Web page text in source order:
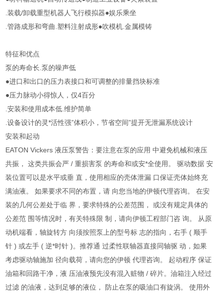
.装载/卸载重型机器人飞行模拟器●娱乐乘坐
.管路成形和弯曲.塑料注射成形●吹模机.金属模铸
特征和优点
泵的寿命长.泵的噪声低
●进口和出口的压力表接口和可调整的排量挡块标准
●压力脉动小得惊人，仅4百分
.安装和使用成本低.维护简单
.设备设计的灵*活性强”体积小，节省空间”提开无泄漏系统设计
安装和起动
EATON Vickers 液压泵警告：要注意在泵的应用 中避免机械和液压
共振， 这类共振会严 / 重损害泵 的寿命和或安*全使用。 驱动数据 安
装位置可以是水平或垂 直，使用相应的壳体泄漏 口保证壳体始终充
满油液。 如果要求不同的布置，请 向您当地的伊顿代理咨询。 在安
装的几何公差处于临 界，要求特殊的公差范围， 或没有规定具体的
公差范 围等情况时，有关特殊限 制，请向伊顿工程部门咨 询。 从原
动机端看，轴旋转方 向须按照泵上的型号标 志的指向，右手 ( 顺手
针 ) 或左手 ( 逆*时针 )。推荐通 过柔性联轴器直接同轴驱 动，如果
考虑驱动轴施加 径向载荷，请向您的伊顿 代理咨询。 起动程序 保证
油箱和回路干净，液 压油液预先没有混入赃物 / 碎片。油箱注入经过
过滤 的油液，达到足够的液位， 防止在泵的吸油口有旋涡。 使用外